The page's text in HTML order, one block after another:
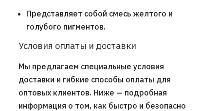
Представляет собой смесь желтого и
голубого пигментов.
Условия оплаты и доставки
Мы предлагаем специальные условия
доставки и гибкие способы оплаты для
оптовых клиентов. Ниже — подробная
информация о том, как быстро и безопасно